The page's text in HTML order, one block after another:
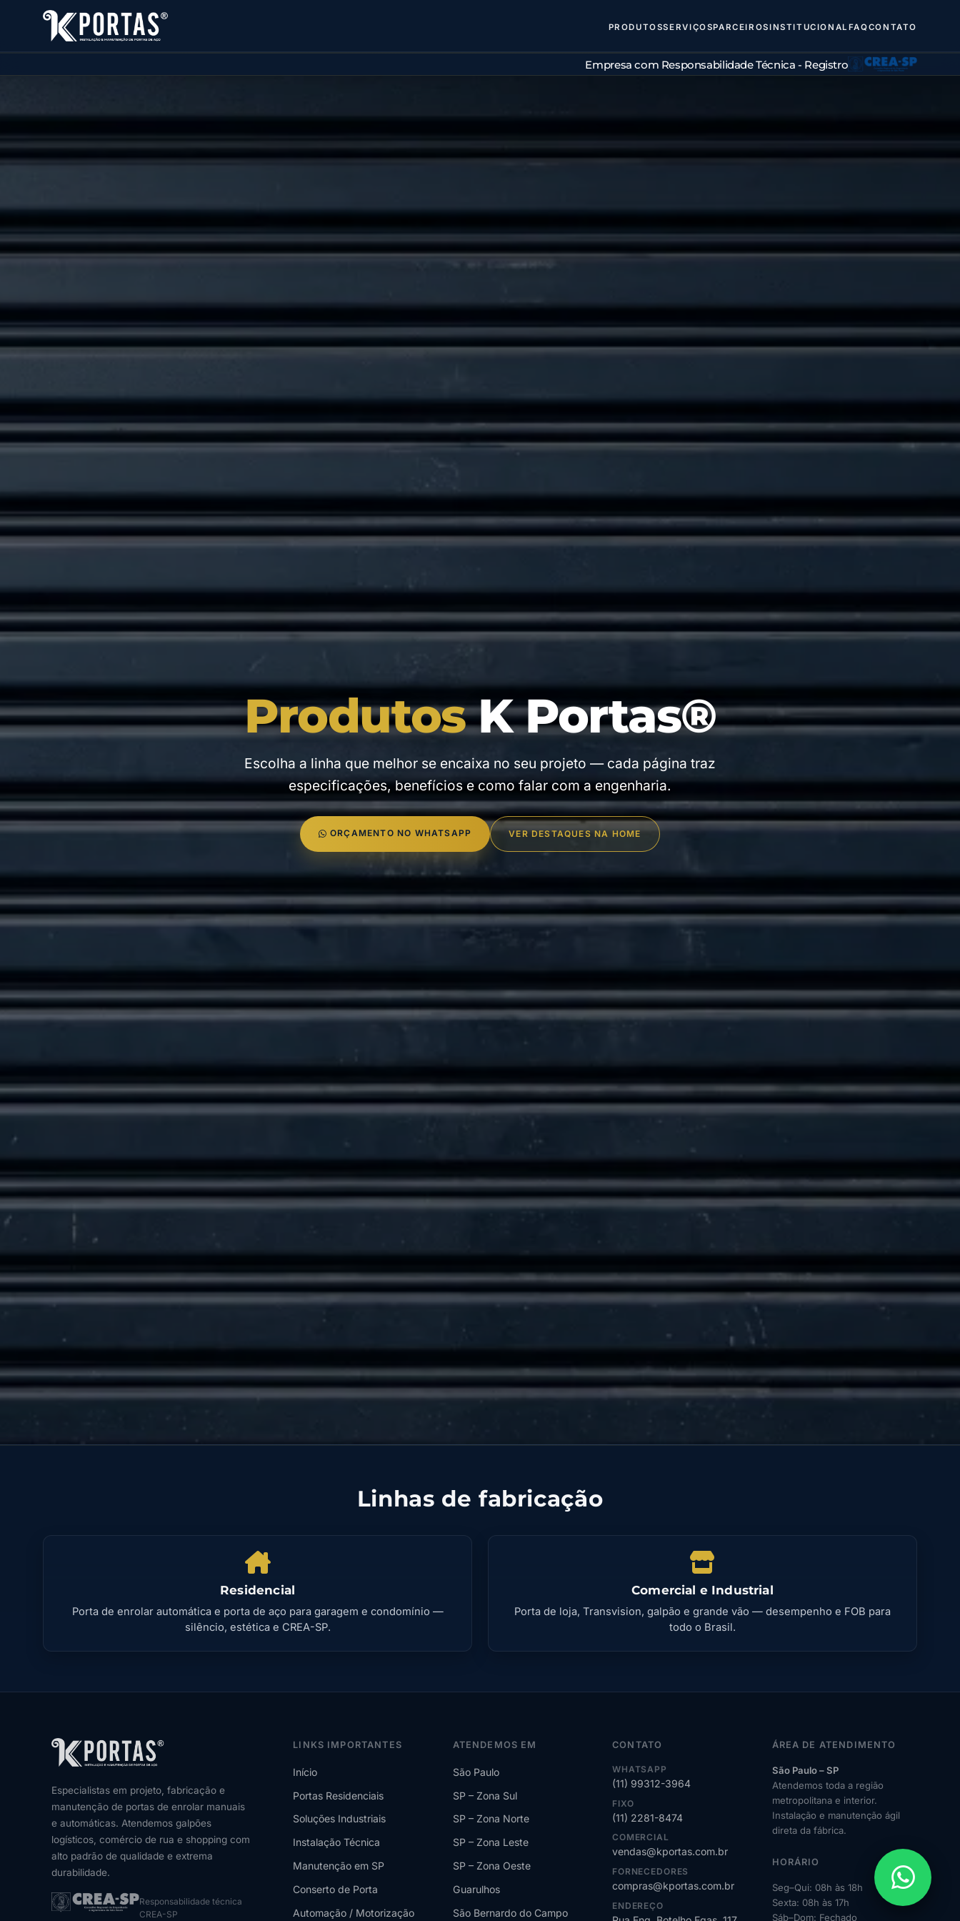
PRODUTOSSERVIÇOSPARCEIROS INSTITUCIONAL FAQCONTATO
Empresa com Responsabilidade Técnica - RegistroCREA
ProdutosK Portas®
Escolha a linha que melhor se encaixa no seu projeto — cada página traz
especificações, benefícios e como falar com a engenharia.
ORÇAMENTO NO WHATSAPP VER DESTAQUES NA HOME
Linhas de fabricação
Residencial
Porta de enrolar automática e porta de aço para garagem e condomínio —
silêncio, estética e CREA-SP.
Comercial e Industrial
Porta de loja, Transvision, galpão e grande vão — desempenho e FOB para
todo o Brasil.
Especialistas em projeto, fabricação e
manutenção de portas de enrolar manuais
e automáticas. Atendemos galpões
logísticos, comércio de rua e shopping com
alto padrão de qualidade e extrema
durabilidade.
Responsabilidade técnica
CREA-SP
LINKS IMPORTANTES
Início
Portas Residenciais
Soluções Industriais
Instalação Técnica
Manutenção em SP
Conserto de Porta
Automação / Motorização
ATENDEMOS EM
São Paulo
SP – Zona Sul
SP – Zona Norte
SP – Zona Leste
SP – Zona Oeste
Guarulhos
São Bernardo do Campo
CONTATO
WHATSAPP
(11) 99312-3964
FIXO
(11) 2281-8474
COMERCIAL
vendas@kportas.com.br
FORNECEDORES
compras@kportas.com.br
ENDEREÇO
ÁREA DE ATENDIMENTO
São Paulo – SP
Atendemos toda a região
metropolitana e interior.
Instalação e manutenção ágil
direta da fábrica.
HORÁRIO
Seg–Qui: 08h às 18h
Sexta: 08h às 17h
Sáb–Dom: Fechado